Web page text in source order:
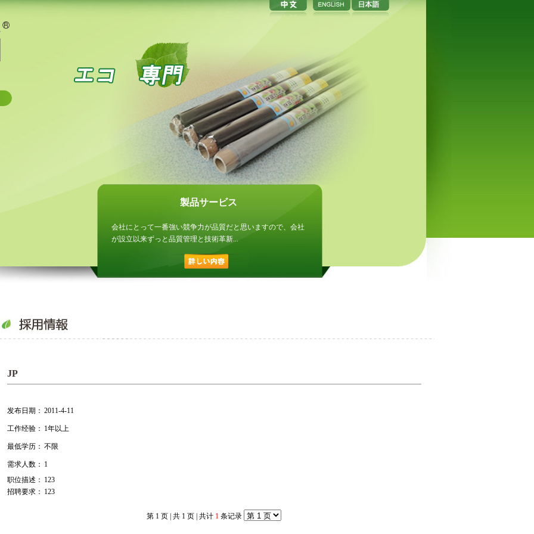
製品サービス
会社にとって一番強い競争力が品質だと思いますので、会社
が設立以来ずっと品質管理と技術革新...
JP
发布日期： 2011-4-11
工作经验： 1年以上
最低学历： 不限
需求人数： 1
职位描述： 123
招聘要求： 123
第 1 页 共 1 页 | 共计 1 条记录